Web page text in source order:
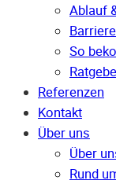
Ablauf
So
Referenzen
Kontakt
Über uns
Über
Rund